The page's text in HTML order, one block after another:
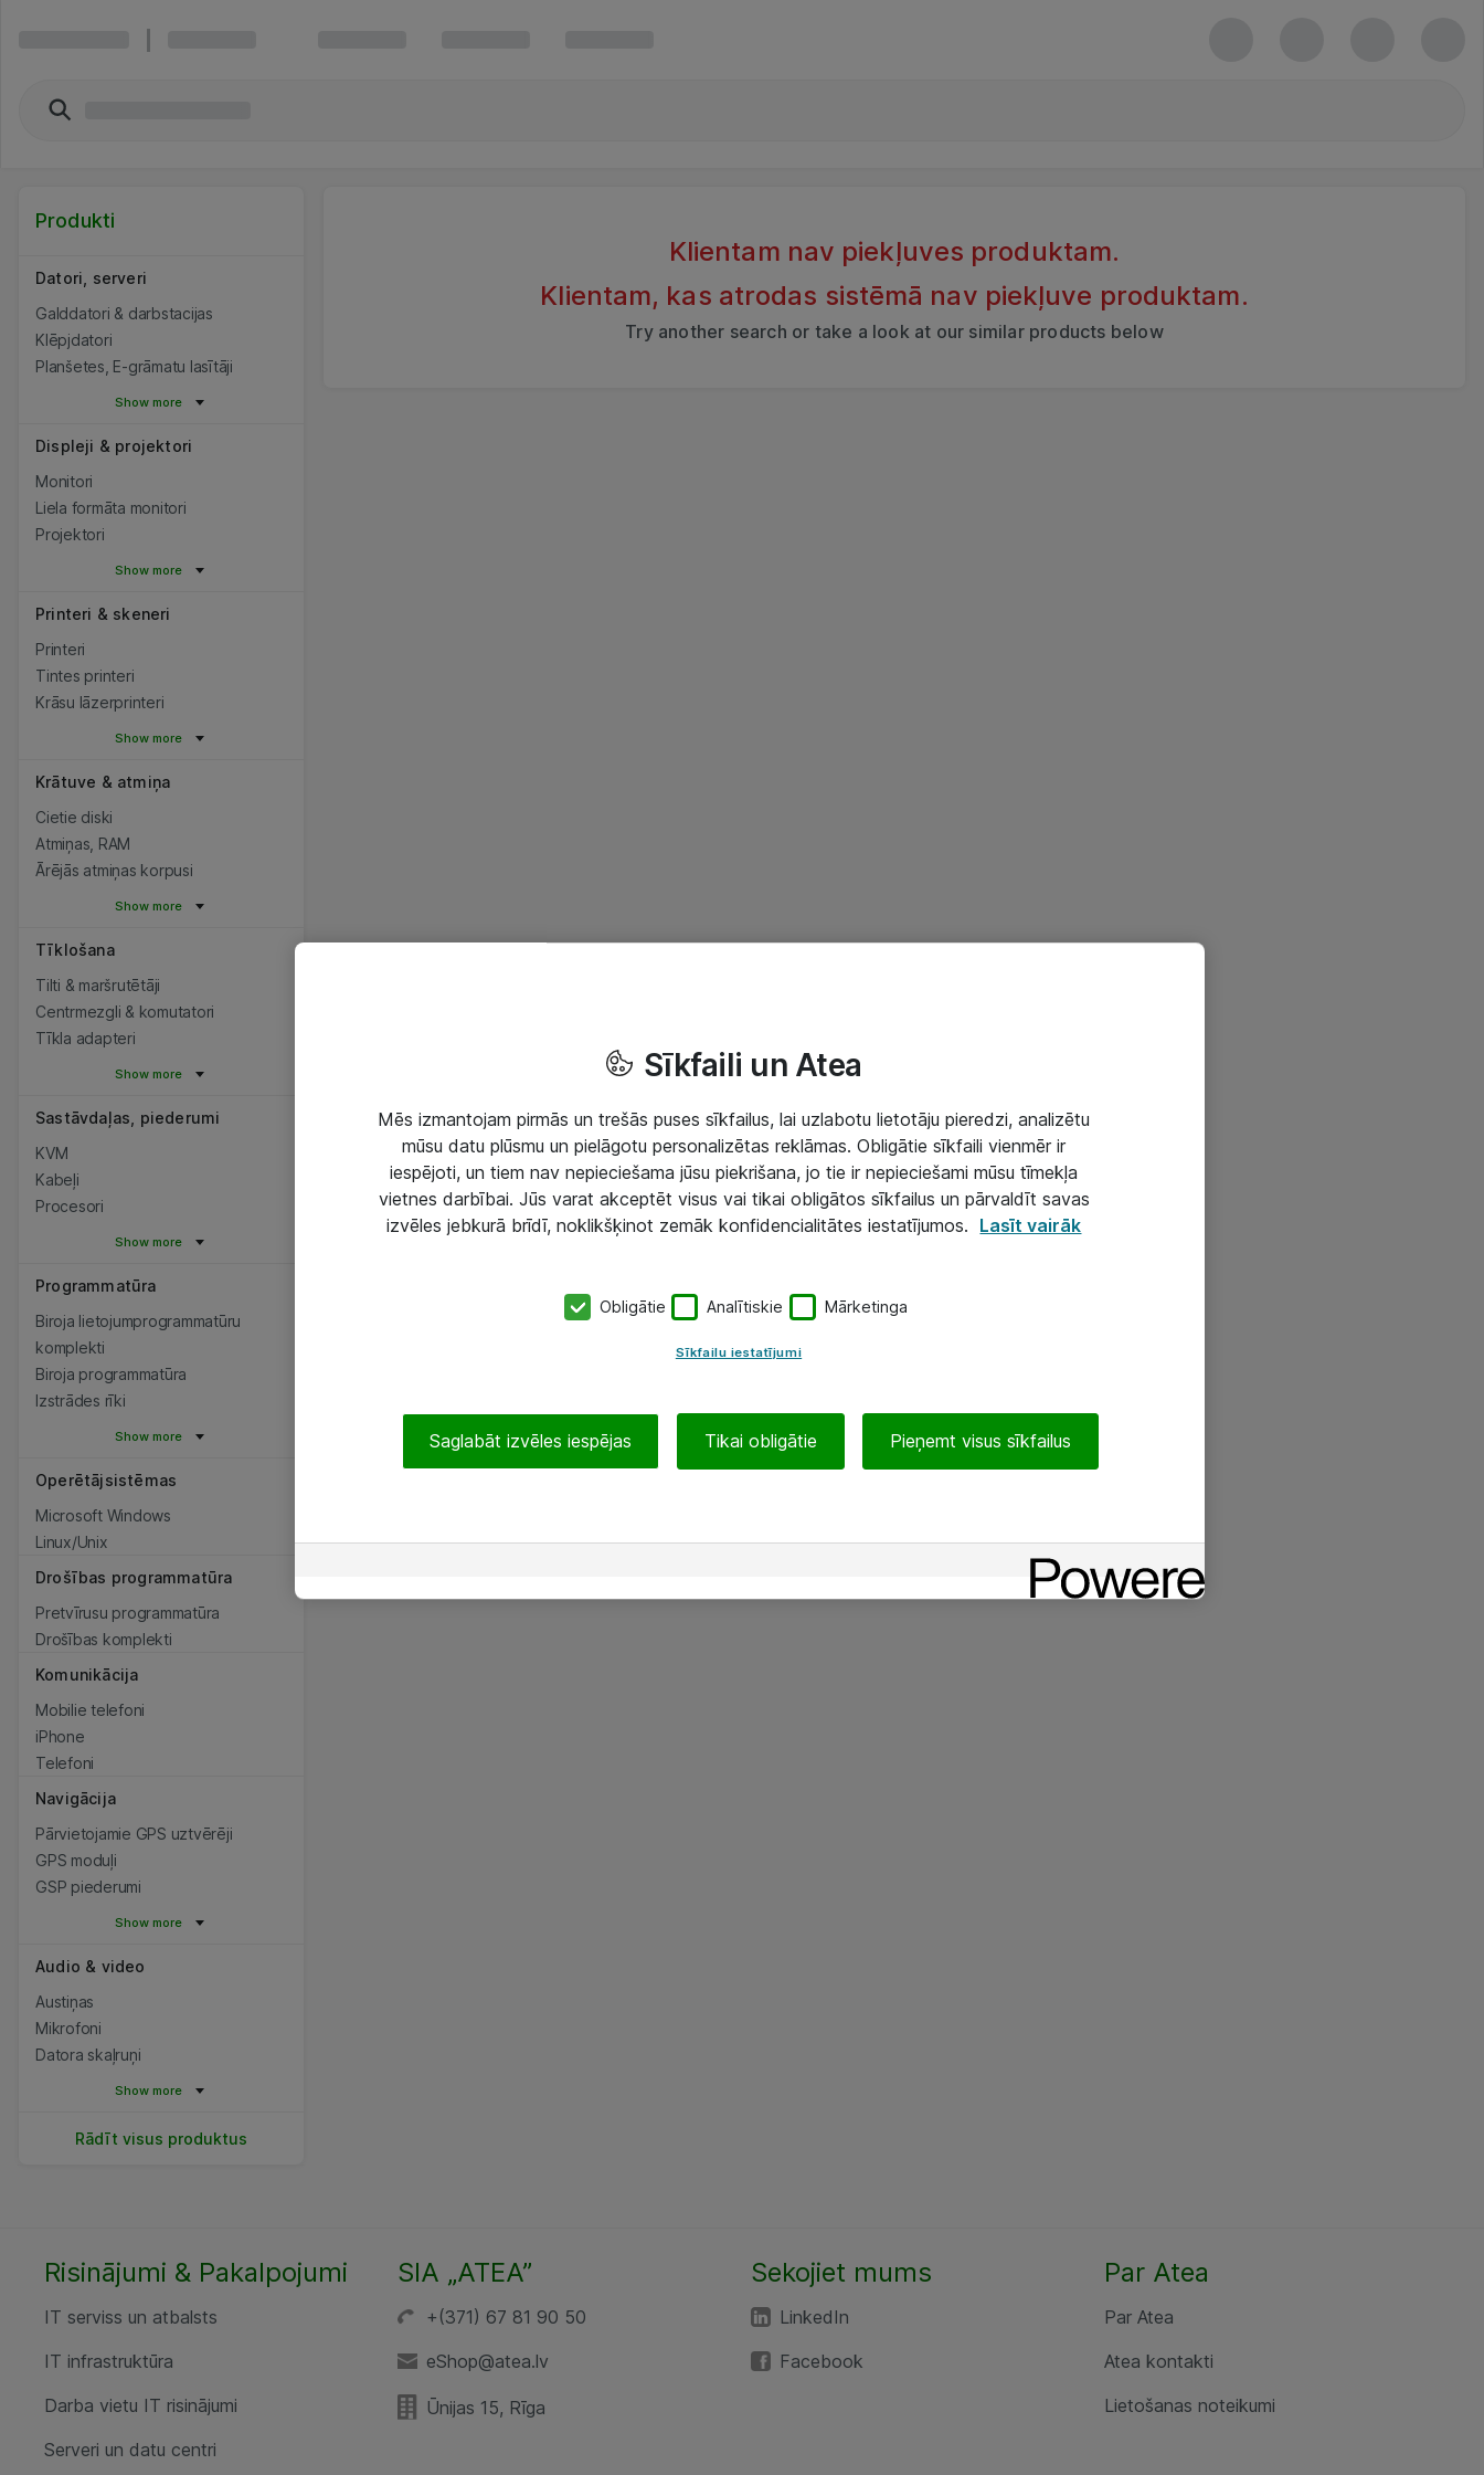
Produkti
Datori, serveri
Galddatori & darbstacijas
Klēpjdatori
Planšetes, E-grāmatu lasītāji
Show more
Displeji & projektori
Monitori
Liela formāta monitori
Projektori
Show more
Printeri & skeneri
Printeri
Tintes printeri
Krāsu lāzerprinteri
Show more
Krātuve & atmiņa
Cietie diski
Atmiņas, RAM
Ārējās atmiņas korpusi
Show more
Tīklošana
Tilti & maršrutētāji
Centrmezgli & komutatori
Tīkla adapteri
Show more
Sastāvdaļas, piederumi
KVM
Kabeļi
Procesori
Show more
Programmatūra
Biroja lietojumprogrammatūru
komplekti
Biroja programmatūra
Izstrādes rīki
Show more
Operētājsistēmas
Microsoft Windows
Linux/Unix
Drošības programmatūra
Pretvīrusu programmatūra
Drošības komplekti
Komunikācija
Mobilie telefoni
iPhone
Telefoni
Navigācija
Pārvietojamie GPS uztvērēji
GPS moduļi
GSP piederumi
Show more
Audio & video
Austiņas
Mikrofoni
Datora skaļruņi
Show more
Rādīt visus produktus
Klientam nav piekļuves produktam.
Klientam, kas atrodas sistēmā nav piekļuve produktam.
Try another search or take a look at our similar products below
Risinājumi & Pakalpojumi
IT serviss un atbalsts
IT infrastruktūra
Darba vietu IT risinājumi
Serveri un datu centri
SIA „ATEA”
+(371) 67 81 90 50
eShop@atea.lv
Ūnijas 15, Rīga
Sekojiet mums
LinkedIn
Facebook
Par Atea
Par Atea
Atea kontakti
Lietošanas noteikumi
Sīkfaili un Atea
Mēs izmantojam pirmās un trešās puses sīkfailus, lai uzlabotu lietotāju pieredzi, analizētu
mūsu datu plūsmu un pielāgotu personalizētas reklāmas. Obligātie sīkfaili vienmēr ir
iespējoti, un tiem nav nepieciešama jūsu piekrišana, jo tie ir nepieciešami mūsu tīmekļa
vietnes darbībai. Jūs varat akceptēt visus vai tikai obligātos sīkfailus un pārvaldīt savas
izvēles jebkurā brīdī, noklikšķinot zemāk konfidencialitātes iestatījumos. Lasīt vairāk
Obligātie Analītiskie Mārketinga
Sīkfailu iestatījumi
Saglabāt izvēles iespējas Tikai obligātie Pieņemt visus sīkfailus